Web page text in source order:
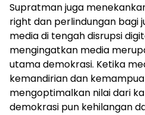
Supratman juga
right dan perlindungan bagi
media di tengah disrupsi
mengingatkan media
utama demokrasi. Ketika
kemandirian dan
mengoptimalkan nilai dari
demokrasi pun kehilangan